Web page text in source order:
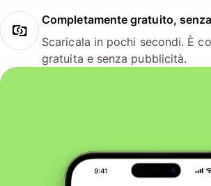
Completamente gratuito,
Scaricala in pochi secondi. È
gratuita e senza pubblicità.